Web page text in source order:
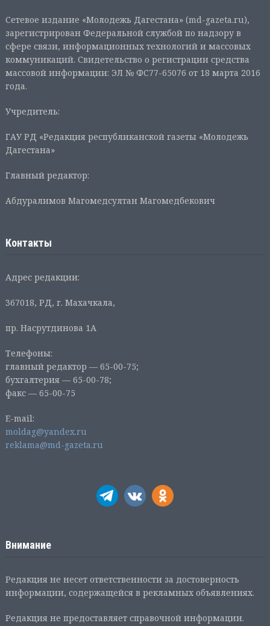
Сетевое издание «Молодежь Дагестана» (md-gazeta.ru),
зарегистрирован Федеральной службой по надзору в
сфере связи, информационных технологий и массовых
коммуникаций. Свидетельство о регистрации средства
массовой информации: ЭЛ № ФС77-65076 от 18 марта 2016
года.
Учредитель:
ГАУ РД «Редакция республиканской газеты «Молодежь
Дагестана»
Главный редактор:
Абдуралимов Магомедсултан Магомедбекович
Контакты
Адрес редакции:
367018, РД, г. Махачкала,
пр. Насрутдинова 1А
Телефоны:
главный редактор — 65-00-75;
бухгалтерия — 65-00-78;
факс — 65-00-75
E-mail:
moldag@yandex.ru
reklama@md-gazeta.ru
Внимание
Редакция не несет ответственности за достоверность
информации, содержащейся в рекламных объявлениях.
Редакция не предоставляет справочной информации.